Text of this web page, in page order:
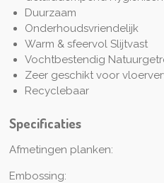
Duurzaam
Onderhoudsvriendelijk
Warm & sfeervol Slijtvast
Vochtbestendig
Zeer geschikt voor
Recyclebaar
Specificaties
Afmetingen
Embossing: